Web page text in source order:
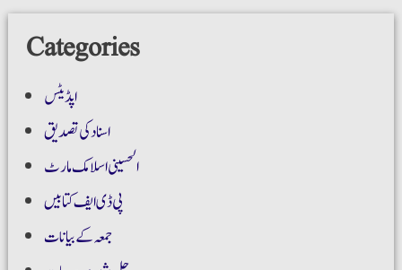
Categories
اپڈیٹس
اسناد کی تصدیق
الحسینی اسلامک مارٹ
پی ڈی ایف کتابیں
جمعہ کے بیانات